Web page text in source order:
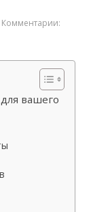
Комментарии:
вашего